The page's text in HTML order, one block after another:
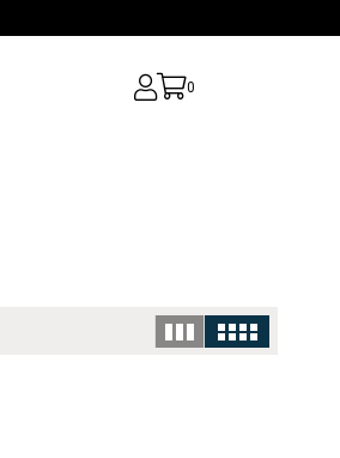
0